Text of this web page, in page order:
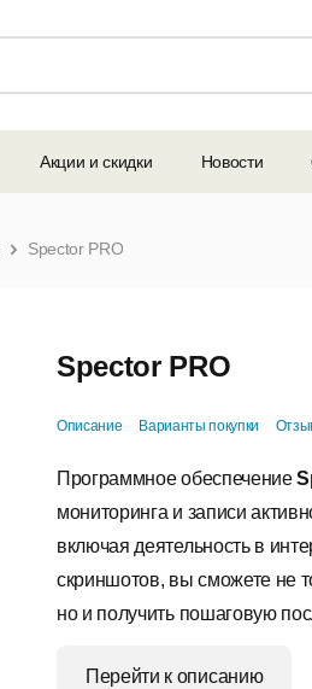
Акции и скидки Новости
Spector PRO
Spector PRO
Описание Варианты покупки
Программное обеспечение
мониторинга и записи
включая деятельность в
скриншотов, вы сможете не
но и получить пошаговую
Перейти к описанию